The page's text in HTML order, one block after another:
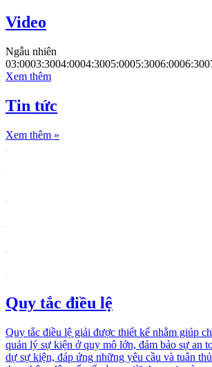
Video
Ngẫu nhiên
03:0003:3004:0004:3005:0005:3006:0006:30
Xem thêm
Tin tức
Xem thêm »
Quy tắc điều lệ
Quy tắc điều lệ giải được thiết kế nhằm giúp
quản lý sự kiện ở quy mô lớn, đảm bảo sự an
dự sự kiện, đáp ứng những yêu cầu và tuân